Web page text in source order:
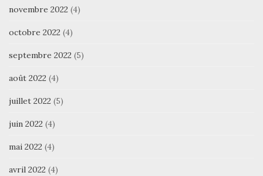
novembre 2022 (4)
octobre 2022 (4)
septembre 2022 (5)
août 2022 (4)
juillet 2022 (5)
juin 2022 (4)
mai 2022 (4)
avril 2022 (4)